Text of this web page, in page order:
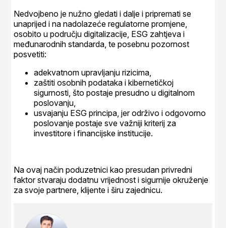
Nedvojbeno je nužno gledati i dalje i pripremati se
unaprijed i na nadolazeće regulatorne promjene,
osobito u području digitalizacije, ESG zahtjeva i
međunarodnih standarda, te posebnu pozornost
posvetiti:
adekvatnom upravljanju rizicima,
zaštiti osobnih podataka i kibernetičkoj
sigurnosti, što postaje presudno u digitalnom
poslovanju,
usvajanju ESG principa, jer održivo i odgovorno
poslovanje postaje sve važniji kriterij za
investitore i financijske institucije.
Na ovaj način poduzetnici kao presudan privredni
faktor stvaraju dodatnu vrijednost i sigurnije okruženje
za svoje partnere, klijente i širu zajednicu.